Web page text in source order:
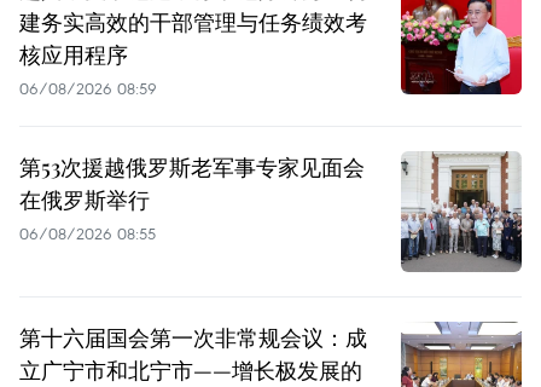
建务实高效的干部管理与任务绩效考
核应用程序
06/08/2026 08:59
第53次援越俄罗斯老军事专家见面会
在俄罗斯举行
06/08/2026 08:55
第十六届国会第一次非常规会议：成
立广宁市和北宁市——增长极发展的